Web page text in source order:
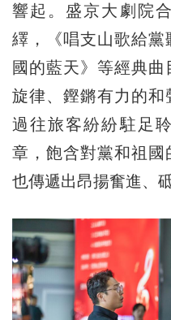
響起。盛京大劇院
繹，《唱支山歌給黨
國的藍天》等經典
旋律、鏗鏘有力的
過往旅客紛紛駐足
章，飽含對黨和祖國
也傳遞出昂揚奮進、